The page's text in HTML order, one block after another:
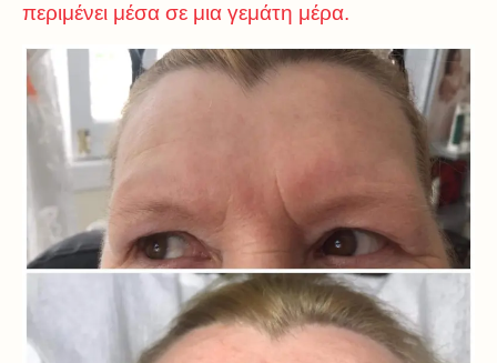
περιμένει μέσα σε μια γεμάτη μέρα.